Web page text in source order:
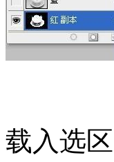
载入选